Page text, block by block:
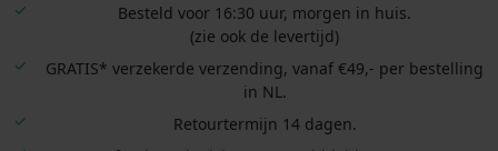
Besteld voor 16:30 uur, morgen in huis.
(zie ook de levertijd)
GRATIS* verzekerde verzending, vanaf €49,- per bestelling
in NL.
Retourtermijn 14 dagen.